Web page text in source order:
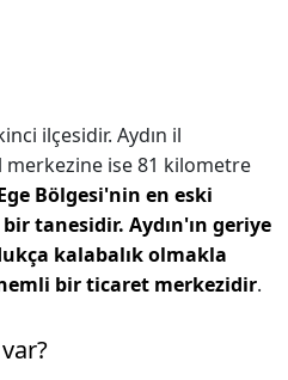
ilçesidir. Aydın il
ise 81 kilometre
Bölgesi'nin en eski
tanesidir. Aydın'ın geriye
kalabalık olmakla
bir ticaret merkezidir.